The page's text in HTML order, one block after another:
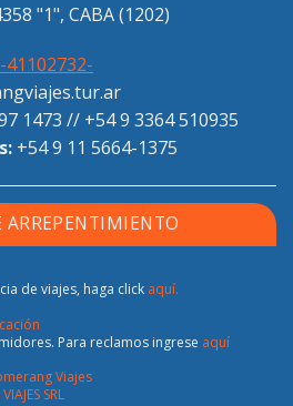
"1", CABA (1202)
41102732-
1473 // +54 9 3364 510935
+54 9 11 5664-1375
ARREPENTIMIENTO
de viajes, haga click aquí.
Para reclamos ingrese aquí
Viajes
SRL